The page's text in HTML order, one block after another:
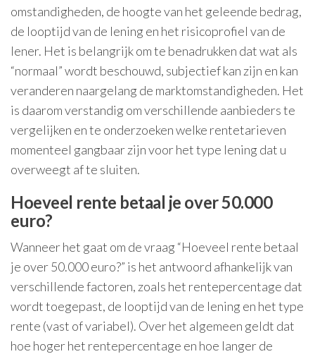
omstandigheden, de hoogte van het geleende bedrag,
de looptijd van de lening en het risicoprofiel van de
lener. Het is belangrijk om te benadrukken dat wat als
“normaal” wordt beschouwd, subjectief kan zijn en kan
veranderen naargelang de marktomstandigheden. Het
is daarom verstandig om verschillende aanbieders te
vergelijken en te onderzoeken welke rentetarieven
momenteel gangbaar zijn voor het type lening dat u
overweegt af te sluiten.
Hoeveel rente betaal je over 50.000
euro?
Wanneer het gaat om de vraag “Hoeveel rente betaal
je over 50.000 euro?” is het antwoord afhankelijk van
verschillende factoren, zoals het rentepercentage dat
wordt toegepast, de looptijd van de lening en het type
rente (vast of variabel). Over het algemeen geldt dat
hoe hoger het rentepercentage en hoe langer de